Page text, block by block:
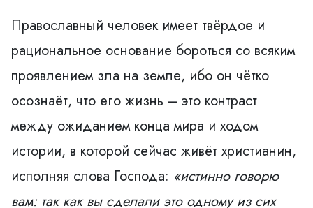
Православный человек имеет твёрдое и
рациональное основание бороться со всяким
проявлением зла на земле, ибо он чётко
осознаёт, что его жизнь – это контраст
между ожиданием конца мира и ходом
истории, в которой сейчас живёт христианин,
исполняя слова Господа: «истинно говорю
вам: так как вы сделали это одному из сих